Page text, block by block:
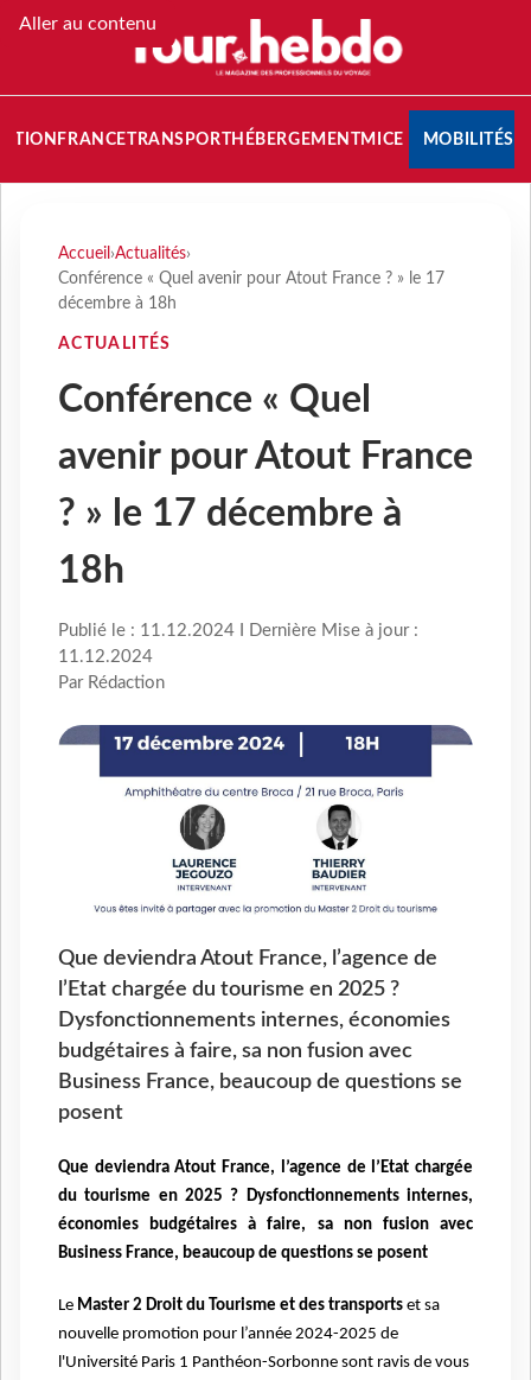
Aller au contenu
FRANCETRANSPORT HÉBERGEMENTMICE MOBILITÉS
Accueil ›Actualités›
Conférence « Quel avenir pour Atout France ? » le 17
décembre à 18h
ACTUALITÉS
Conférence « Quel
avenir pour Atout France
? » le 17 décembre à
18h
Publié le : 11.12.2024 I Dernière Mise à jour :
11.12.2024
Par Rédaction
Que deviendra Atout France, l’agence de
l’Etat chargée du tourisme en 2025 ?
Dysfonctionnements internes, économies
budgétaires à faire, sa non fusion avec
Business France, beaucoup de questions se
posent
Que deviendra Atout France, l’agence de l’Etat chargée
du tourisme en 2025 ? Dysfonctionnements internes,
économies budgétaires à faire, sa non fusion avec
Business France, beaucoup de questions se posent
Le Master 2 Droit du Tourisme et des transports et sa
nouvelle promotion pour l’année 2024-2025 de
l'Université Paris 1 Panthéon-Sorbonne sont ravis de vous